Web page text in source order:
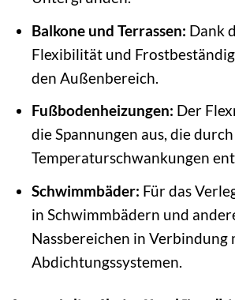
Balkone und Terrassen: Dank
Flexibilität und
den Außenbereich.
Fußbodenheizungen: Der
die Spannungen aus, die durch
Temperaturschwankungen
Schwimmbäder: Für das
in Schwimmbädern und
Nassbereichen in Verbindung
Abdichtungssystemen.